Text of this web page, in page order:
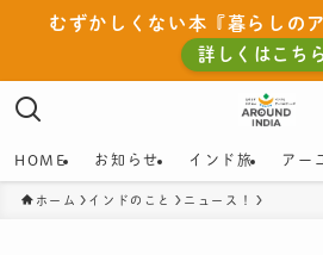
むずかしくない本『暮らしの
詳しくはこち
HOME お知らせ インド旅 アー
ホーム インドのこと ニュース！